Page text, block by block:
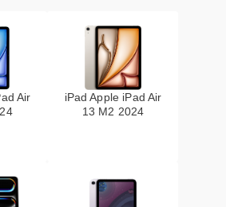
Air
iPad Apple iPad Air
13 M2 2024